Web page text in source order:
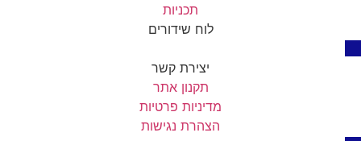
תכניות
לוח שידורים
יצירת קשר
תקנון אתר
מדיניות פרטיות
הצהרת נגישות